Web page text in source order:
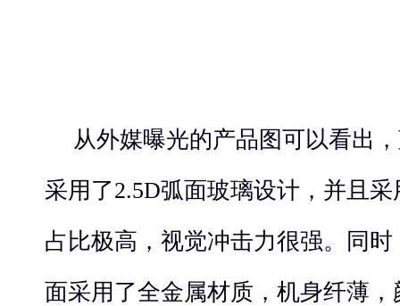
从外媒曝光的产品图可以看出
采用了2.5D弧面玻璃设计，并且
占比极高，视觉冲击力很强。同
面采用了全金属材质，机身纤薄